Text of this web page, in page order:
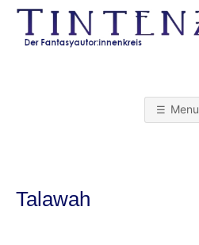
Skip
content
T
Menu
Talawah